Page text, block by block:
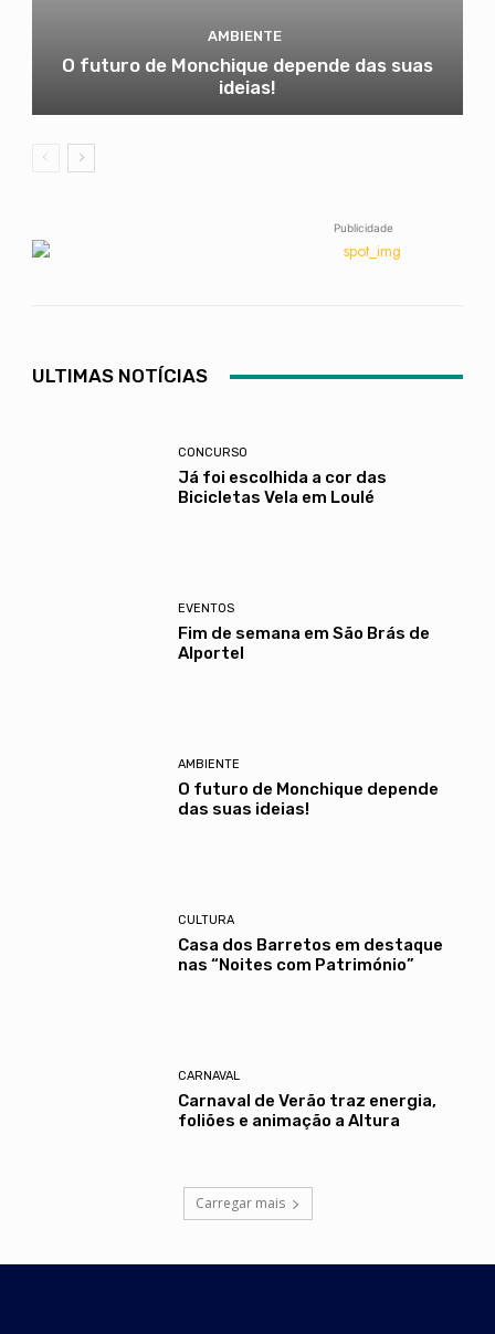
AMBIENTE
O futuro de Monchique depende das suas
ideias!
Publicidade
ULTIMAS NOTÍCIAS
CONCURSO
Já foi escolhida a cor das
Bicicletas Vela em Loulé
EVENTOS
Fim de semana em São Brás de
Alportel
AMBIENTE
O futuro de Monchique depende
das suas ideias!
CULTURA
Casa dos Barretos em destaque
nas “Noites com Património”
CARNAVAL
Carnaval de Verão traz energia,
foliões e animação a Altura
Carregar mais